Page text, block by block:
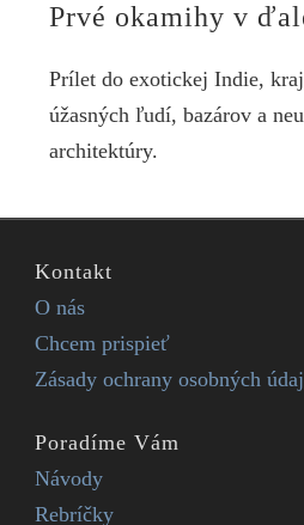
Prvé okamihy v
Prílet do exotickej Indie,
úžasných ľudí, bazárov a
architektúry.
Kontakt
O nás
Chcem prispieť
Zásady ochrany osobných
Poradíme Vám
Návody
Rebríčky